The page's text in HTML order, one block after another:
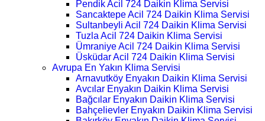
Pendik Acil 724 Daikin Klima Servisi
Sancaktepe Acil 724 Daikin Klima Servisi
Sultanbeyli Acil 724 Daikin Klima Servisi
Tuzla Acil 724 Daikin Klima Servisi
Ümraniye Acil 724 Daikin Klima Servisi
Üsküdar Acil 724 Daikin Klima Servisi
Avrupa En Yakın Klima Servisi
Arnavutköy Enyakın Daikin Klima Servisi
Avcılar Enyakın Daikin Klima Servisi
Bağcılar Enyakın Daikin Klima Servisi
Bahçelievler Enyakın Daikin Klima Servisi